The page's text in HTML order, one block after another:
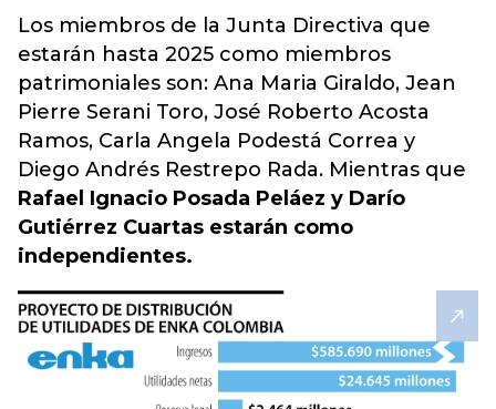
Los miembros de la Junta Directiva que
estarán hasta 2025 como miembros
patrimoniales son: Ana Maria Giraldo, Jean
Pierre Serani Toro, José Roberto Acosta
Ramos, Carla Angela Podestá Correa y
Diego Andrés Restrepo Rada. Mientras que
Rafael Ignacio Posada Peláez y Darío
Gutiérrez Cuartas estarán como
independientes.